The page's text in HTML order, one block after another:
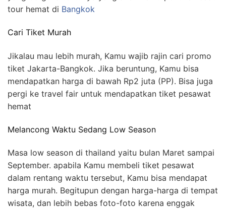
tour hemat di Bangkok
Cari Tiket Murah
Jikalau mau lebih murah, Kamu wajib rajin cari promo
tiket Jakarta-Bangkok. Jika beruntung, Kamu bisa
mendapatkan harga di bawah Rp2 juta (PP). Bisa juga
pergi ke travel fair untuk mendapatkan tiket pesawat
hemat
Melancong Waktu Sedang Low Season
Masa low season di thailand yaitu bulan Maret sampai
September. apabila Kamu membeli tiket pesawat
dalam rentang waktu tersebut, Kamu bisa mendapat
harga murah. Begitupun dengan harga-harga di tempat
wisata, dan lebih bebas foto-foto karena enggak